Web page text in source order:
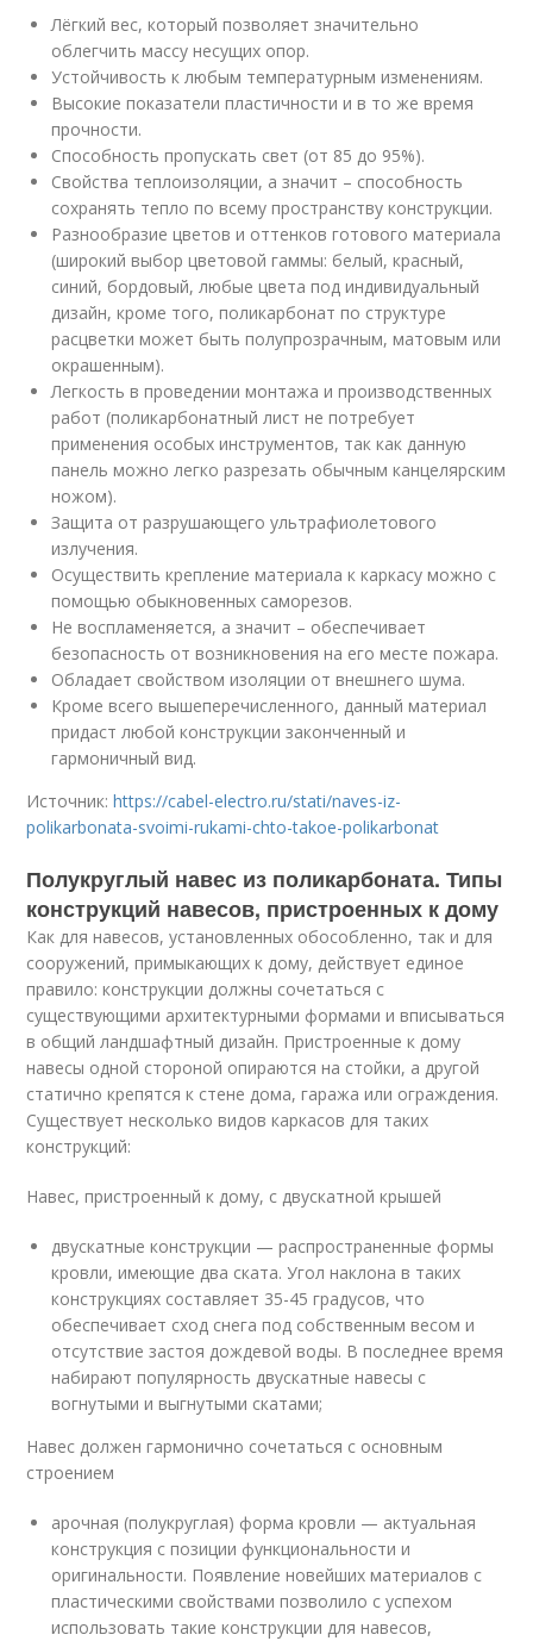
Лёгкий вес, который позволяет значительно
облегчить массу несущих опор.
Устойчивость к любым температурным изменениям.
Высокие показатели пластичности и в то же время
прочности.
Способность пропускать свет (от 85 до 95%).
Свойства теплоизоляции, а значит – способность
сохранять тепло по всему пространству конструкции.
Разнообразие цветов и оттенков готового материала
(широкий выбор цветовой гаммы: белый, красный,
синий, бордовый, любые цвета под индивидуальный
дизайн, кроме того, поликарбонат по структуре
расцветки может быть полупрозрачным, матовым или
окрашенным).
Легкость в проведении монтажа и производственных
работ (поликарбонатный лист не потребует
применения особых инструментов, так как данную
панель можно легко разрезать обычным канцелярским
ножом).
Защита от разрушающего ультрафиолетового
излучения.
Осуществить крепление материала к каркасу можно с
помощью обыкновенных саморезов.
Не воспламеняется, а значит – обеспечивает
безопасность от возникновения на его месте пожара.
Обладает свойством изоляции от внешнего шума.
Кроме всего вышеперечисленного, данный материал
придаст любой конструкции законченный и
гармоничный вид.
Источник:https://cabel-electro.ru/stati/naves-iz-
polikarbonata-svoimi-rukami-chto-takoe-polikarbonat
Полукруглый навес из поликарбоната. Типы
конструкций навесов, пристроенных к дому
Как для навесов, установленных обособленно, так и для
сооружений, примыкающих к дому, действует единое
правило: конструкции должны сочетаться с
существующими архитектурными формами и вписываться
в общий ландшафтный дизайн. Пристроенные к дому
навесы одной стороной опираются на стойки, а другой
статично крепятся к стене дома, гаража или ограждения.
Существует несколько видов каркасов для таких
конструкций:
Навес, пристроенный к дому, с двускатной крышей
двускатные конструкции — распространенные формы
кровли, имеющие два ската. Угол наклона в таких
конструкциях составляет 35-45 градусов, что
обеспечивает сход снега под собственным весом и
отсутствие застоя дождевой воды. В последнее время
набирают популярность двускатные навесы с
вогнутыми и выгнутыми скатами;
Навес должен гармонично сочетаться с основным
строением
арочная (полукруглая) форма кровли — актуальная
конструкция с позиции функциональности и
оригинальности. Появление новейших материалов с
пластическими свойствами позволило с успехом
использовать такие конструкции для навесов,